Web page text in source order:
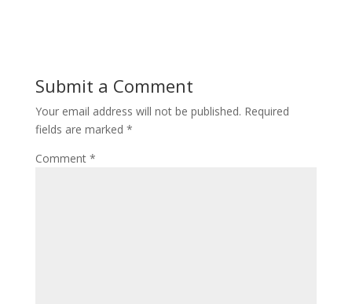
o
o
k
o
n
Submit a Comment
Your email address will not be published. Required
fields are marked *
Comment *